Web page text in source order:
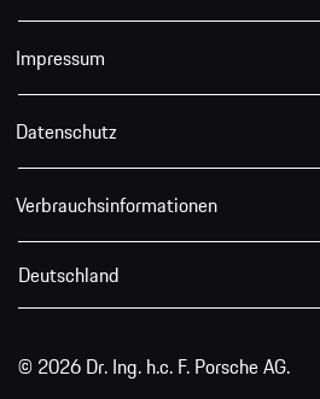
Impressum
Datenschutz
Verbrauchsinformationen
Deutschland
© 2026 Dr. Ing. h.c. F. Porsche AG.